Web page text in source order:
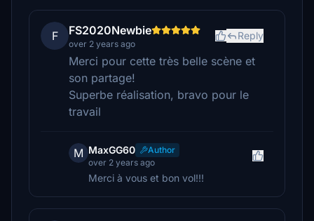
F FS2020Newbie
over 2 years ago
Reply
Merci pour cette très belle scène et
son partage!
Superbe réalisation, bravo pour le
travail
M MaxGG60
Author
over 2 years ago
Merci à vous et bon vol!!!